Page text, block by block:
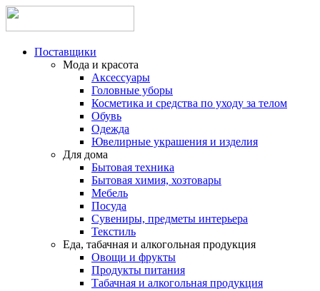
Поставщики
Мода и красота
Аксессуары
Головные уборы
Косметика и средства по уходу за телом
Обувь
Одежда
Ювелирные украшения и изделия
Для дома
Бытовая техника
Бытовая химия, хозтовары
Мебель
Посуда
Сувениры, предметы интерьера
Текстиль
Еда, табачная и алкогольная продукция
Овощи и фрукты
Продукты питания
Табачная и алкогольная продукция